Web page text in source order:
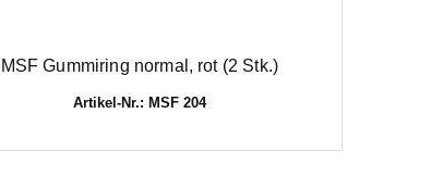
MSF Gummiring normal, rot (2 Stk.)
Artikel-Nr.: MSF 204